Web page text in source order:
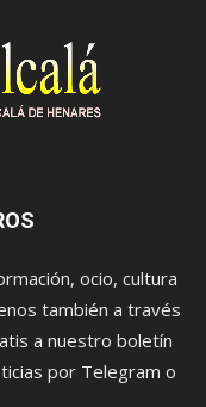
ocio, cultura
también a través
a nuestro boletín
por Telegram o